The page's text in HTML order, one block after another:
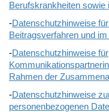
Berufskrankheiten
-Datenschutzhinweise
Beitragsverfahren und
-Datenschutzhinweise für
Rahmen der
-Datenschutzhinweise
personenbezogenen